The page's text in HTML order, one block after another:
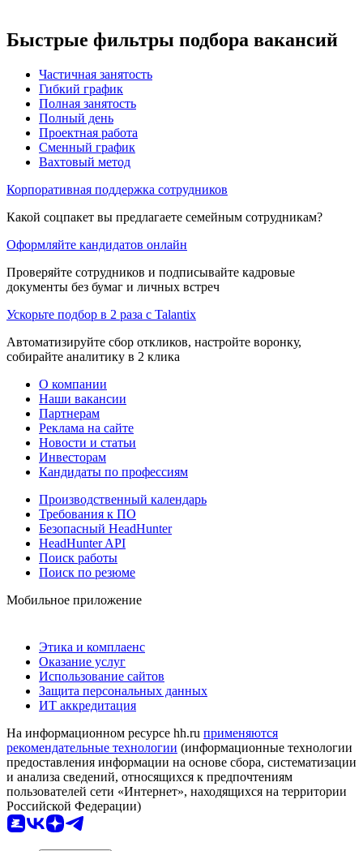
Быстрые фильтры подбора вакансий
Частичная занятость
Гибкий график
Полная занятость
Полный день
Проектная работа
Сменный график
Вахтовый метод
Корпоративная поддержка сотрудников
Какой соцпакет вы предлагаете семейным сотрудникам?
Оформляйте кандидатов онлайн
Проверяйте сотрудников и подписывайте кадровые
документы без бумаг и личных встреч
Ускорьте подбор в 2 раза с Talantix
Автоматизируйте сбор откликов, настройте воронку,
собирайте аналитику в 2 клика
О компании
Наши вакансии
Партнерам
Реклама на сайте
Новости и статьи
Инвесторам
Кандидаты по профессиям
Производственный календарь
Требования к ПО
Безопасный HeadHunter
HeadHunter API
Поиск работы
Поиск по резюме
Мобильное приложение
Этика и комплаенс
Оказание услуг
Использование сайтов
Защита персональных данных
ИТ аккредитация
На информационном ресурсе hh.ru применяются
рекомендательные технологии (информационные технологии
предоставления информации на основе сбора, систематизации
и анализа сведений, относящихся к предпочтениям
пользователей сети «Интернет», находящихся на территории
Российской Федерации)